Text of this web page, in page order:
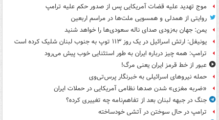
موج تهدید علیه قضات آمریکایی پس از صدور حکم علیه ترامپ
روایتی از همدلی و همسویی ملت‌ها در مراسم اربعین
یمن: جهان به‌زودی صدای ناله سعودی‌ها را خواهد شنید
یونیفل: ارتش اسرائیل در یک روز ۱۱۳ توپ به جنوب لبنان شلیک کرده است
ترامپ: همه چیز درباره ایران به طور استثنایی خوب پیش می‌رود
عبور از خط قرمز ایران یعنی مرگ!
حمله نیروهای اسرائیلی به خبرنگار پرس‌تی‌وی
«ضربه مغزی» شدن صدها نظامی آمریکایی در حملات ایران
جنگ در جبهه لبنان بعد از تفاهم‌نامه چه تغییری کرده؟
ترامپ در حال سوختن در آتشی خودساخته